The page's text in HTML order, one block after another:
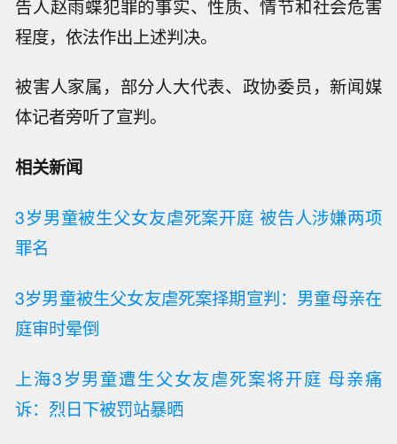
告人赵雨蝶犯罪的事实、性质、情节和社会危害
程度，依法作出上述判决。
被害人家属，部分人大代表、政协委员，新闻媒
体记者旁听了宣判。
相关新闻
3岁男童被生父女友虐死案开庭 被告人涉嫌两项
罪名
3岁男童被生父女友虐死案择期宣判：男童母亲在
庭审时晕倒
上海3岁男童遭生父女友虐死案将开庭 母亲痛
诉：烈日下被罚站暴晒